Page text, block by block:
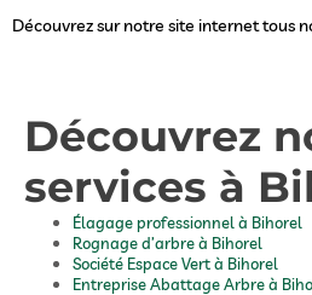
Découvrez sur notre site internet tous
Découvrez
services à
Élagage professionnel à Bihorel
Rognage d’arbre à Bihorel
Société Espace Vert à Bihorel
Entreprise Abattage Arbre à